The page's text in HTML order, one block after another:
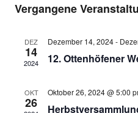
wählen.
Vergangene
DEZ
14
2024
Dezember 14, 2024-
12. Ottenhöfener
OKT
26
Oktober 26, 2024 @ 5:00